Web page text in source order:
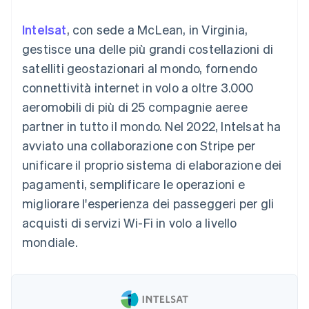
pagamento
oltre 125
Terminal
Pagamenti di
persona
Authorization
Accettazione
ottimizzata
Pagamento
accelerato
Financial
Connections
Conti finanziari
collegati
Stripe Sigma
personalizzati
Data Pipeline
dei dati
SaaS
Per settore
Aziende di IA
Creator economy
Gaming
tempo libero
Assicurazione
Media e
intrattenimento
Organizzazioni non
profit
Offrire addebiti in base
all'utilizzo
Emettere carte
garantite da stablecoin
Esegui il provisioning e
gestisci i servizi con gli
agenti
Risorse
Integrazioni app
Esempi di codice
Blog per sviluppatori
Conferenza annuale
Sessions
Lavora con noi
Sala stampa
Stripe Press
Recapiti
Contattaci
Diventa nostro partner
Intelsat, con sede a McLean, in Virginia,
gestisce una delle più grandi costellazioni di
satelliti geostazionari al mondo, fornendo
connettività internet in volo a oltre 3.000
aeromobili di più di 25 compagnie aeree
partner in tutto il mondo. Nel 2022, Intelsat ha
avviato una collaborazione con Stripe per
unificare il proprio sistema di elaborazione dei
pagamenti, semplificare le operazioni e
migliorare l'esperienza dei passeggeri per gli
acquisti di servizi Wi-Fi in volo a livello
mondiale.